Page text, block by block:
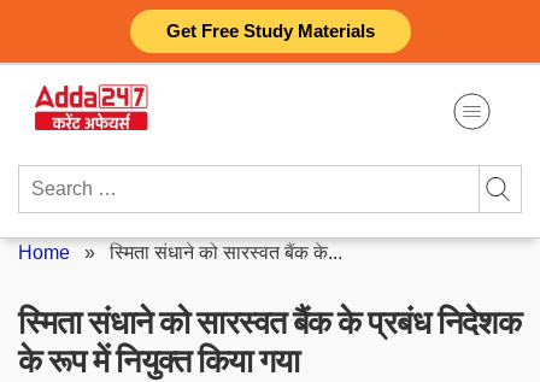
Get Free Study Materials
content
Search
Home »स्मिता संधाने को सारस्वत बैंक के...
स्मिता संधाने को सारस्वत बैंक के प्रबंध निदेशक
के रूप में नियुक्त किया गया